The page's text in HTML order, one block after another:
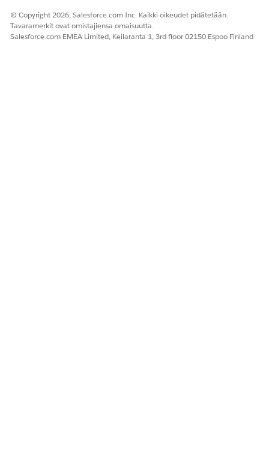
© Copyright 2026, Salesforce.com Inc. Kaikki oikeudet pidätetään.
Tavaramerkit ovat omistajiensa omaisuutta.
Salesforce.com EMEA Limited, Keilaranta 1, 3rd floor 02150 Espoo Finland